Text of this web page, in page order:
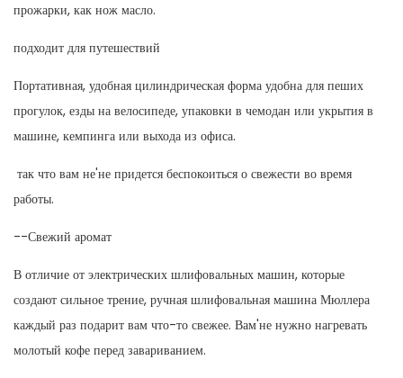
прожарки, как нож масло.
подходит для путешествий
Портативная, удобная цилиндрическая форма удобна для пеших
прогулок, езды на велосипеде, упаковки в чемодан или укрытия в
машине, кемпинга или выхода из офиса.
так что вам не'не придется беспокоиться о свежести во время
работы.
--Свежий аромат
В отличие от электрических шлифовальных машин, которые
создают сильное трение, ручная шлифовальная машина Мюллера
каждый раз подарит вам что-то свежее. Вам'не нужно нагревать
молотый кофе перед завариванием.